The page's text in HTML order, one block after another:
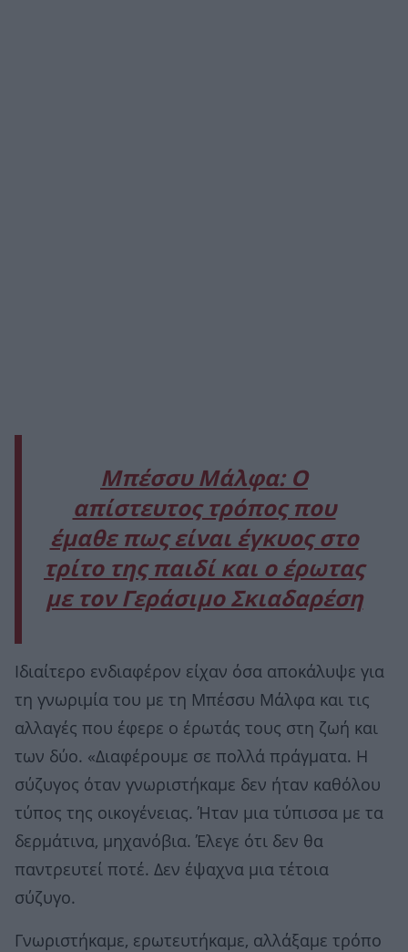
Mπέσσυ Μάλφα: Ο
απίστευτος τρόπος που
έμαθε πως είναι έγκυος στο
τρίτο της παιδί και ο έρωτας
με τον Γεράσιμο Σκιαδαρέση
Ιδιαίτερο ενδιαφέρον είχαν όσα αποκάλυψε για
τη γνωριμία του με τη Μπέσσυ Μάλφα και τις
αλλαγές που έφερε ο έρωτάς τους στη ζωή και
των δύο. «Διαφέρουμε σε πολλά πράγματα. Η
σύζυγος όταν γνωριστήκαμε δεν ήταν καθόλου
τύπος της οικογένειας. Ήταν μια τύπισσα με τα
δερμάτινα, μηχανόβια. Έλεγε ότι δεν θα
παντρευτεί ποτέ. Δεν έψαχνα μια τέτοια
σύζυγο.
Γνωριστήκαμε, ερωτευτήκαμε, αλλάξαμε τρόπο